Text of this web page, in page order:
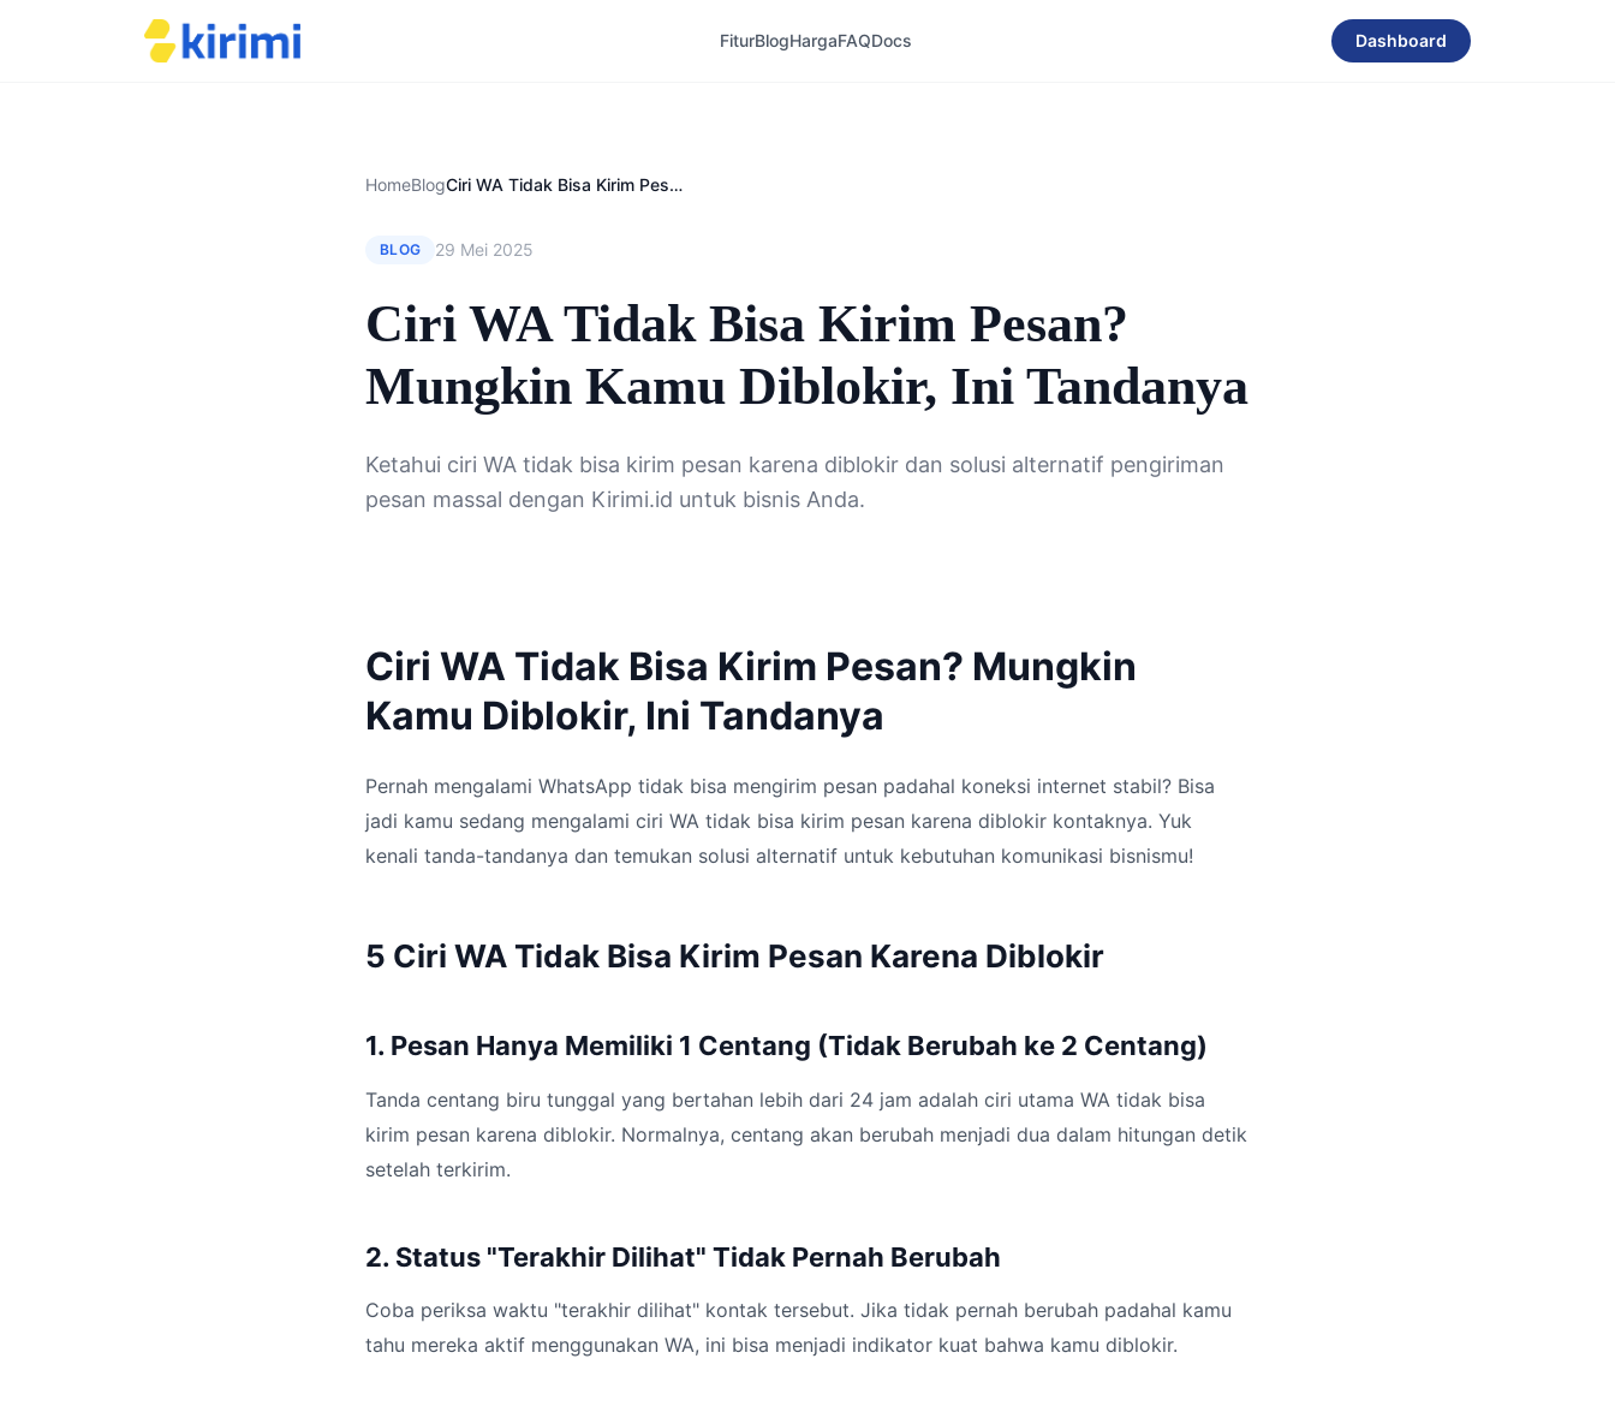
FiturBlogHargaFAQDocs Dashboard
HomeBlog Ciri WA Tidak Bisa Kirim Pesan? Mungkin Kamu Diblokir, Ini Tandanya
BLOG 29 Mei 2025
Ciri WA Tidak Bisa Kirim Pesan?
Mungkin Kamu Diblokir, Ini Tandanya
Ketahui ciri WA tidak bisa kirim pesan karena diblokir dan solusi alternatif pengiriman
pesan massal dengan Kirimi.id untuk bisnis Anda.
Ciri WA Tidak Bisa Kirim Pesan? Mungkin
Kamu Diblokir, Ini Tandanya
Pernah mengalami WhatsApp tidak bisa mengirim pesan padahal koneksi internet stabil? Bisa
jadi kamu sedang mengalami ciri WA tidak bisa kirim pesan karena diblokir kontaknya. Yuk
kenali tanda-tandanya dan temukan solusi alternatif untuk kebutuhan komunikasi bisnismu!
5 Ciri WA Tidak Bisa Kirim Pesan Karena Diblokir
1. Pesan Hanya Memiliki 1 Centang (Tidak Berubah ke 2 Centang)
Tanda centang biru tunggal yang bertahan lebih dari 24 jam adalah ciri utama WA tidak bisa
kirim pesan karena diblokir. Normalnya, centang akan berubah menjadi dua dalam hitungan detik
setelah terkirim.
2. Status "Terakhir Dilihat" Tidak Pernah Berubah
Coba periksa waktu "terakhir dilihat" kontak tersebut. Jika tidak pernah berubah padahal kamu
tahu mereka aktif menggunakan WA, ini bisa menjadi indikator kuat bahwa kamu diblokir.